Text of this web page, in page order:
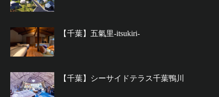
【千葉】五氣里-itsukiri-
【千葉】シーサイドテラス千葉鴨川